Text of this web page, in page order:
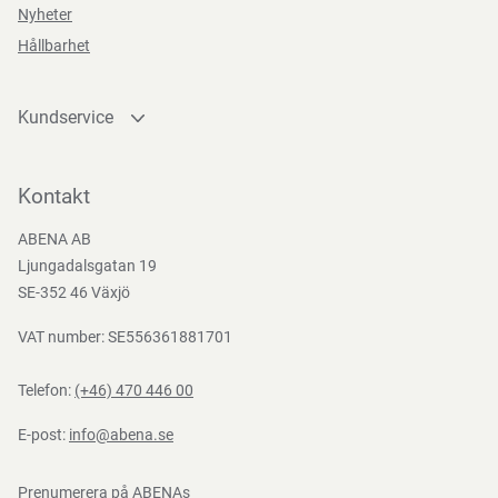
Funktioner
Teststandarder
EN
166:2002
Nyheter
Hållbarhet
Kundservice
Bli kund
Nedladdningar
Kontakt
ABENA AB
Ljungadalsgatan 19
SE-352 46 Växjö
VAT number: SE556361881701
Telefon: (+46) 470 446 00
E-post: info@abena.se
Prenumerera på ABENAs